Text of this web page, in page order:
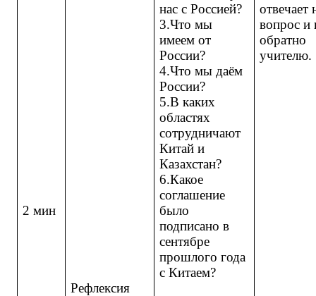
2 мин
Рефлексия
нас с Россией?
3.Что мы
имеем от
России?
4.Что мы даём
России?
5.В каких
областях
сотрудничают
Китай и
Казахстан?
6.Какое
соглашение
было
подписано в
сентябре
прошлого года
с Китаем?
отвечает
вопрос и
обратно
учителю.